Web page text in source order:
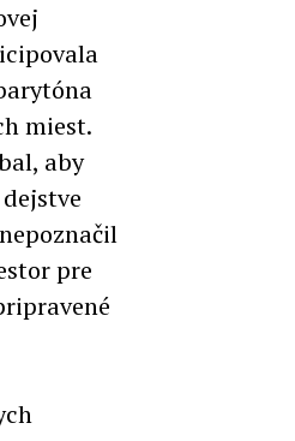
miest.
aby
pre